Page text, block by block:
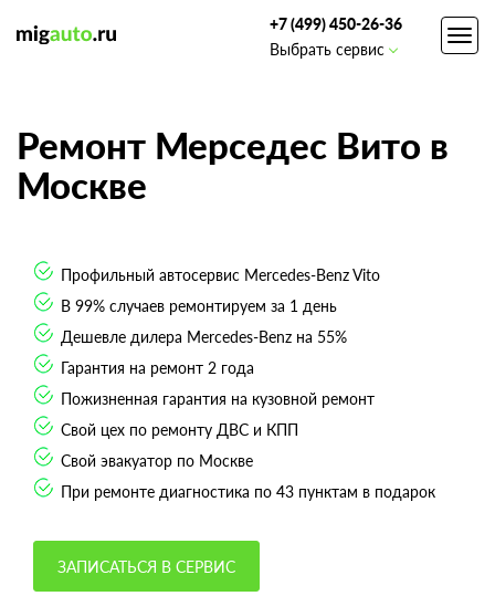
+7 (499) 450-26-36
Выбрать сервис
Ремонт Мерседес Вито в
Москве
Профильный автосервис Mercedes-Benz Vito
В 99% случаев ремонтируем за 1 день
Дешевле дилера Mercedes-Benz на 55%
Гарантия на ремонт 2 года
Пожизненная гарантия на кузовной ремонт
Свой цех по ремонту ДВС и КПП
Свой эвакуатор по Москве
При ремонте диагностика по 43 пунктам в подарок
ЗАПИСАТЬСЯ В СЕРВИС